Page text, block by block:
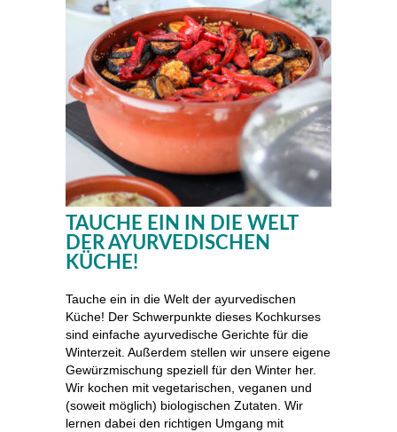
TAUCHE EIN IN DIE WELT
DER AYURVEDISCHEN
KÜCHE!
Tauche ein in die Welt der ayurvedischen
Küche! Der Schwerpunkte dieses Kochkurses
sind einfache ayurvedische Gerichte für die
Winterzeit. Außerdem stellen wir unsere eigene
Gewürzmischung speziell für den Winter her.
Wir kochen mit vegetarischen, veganen und
(soweit möglich) biologischen Zutaten. Wir
lernen dabei den richtigen Umgang mit